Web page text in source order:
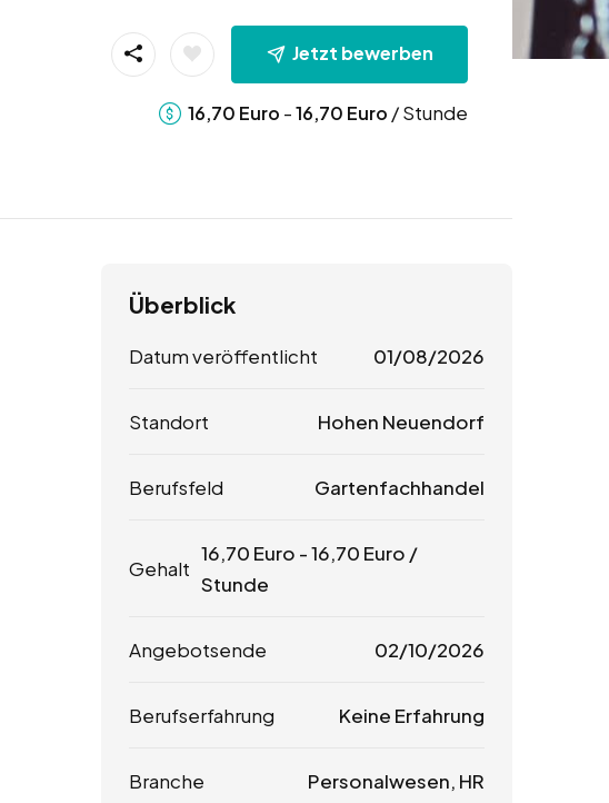
Jetzt bewerben
16,70 Euro -16,70 Euro / Stunde
Überblick
Datum veröffentlicht 01/08/2026
Standort Hohen Neuendorf
Berufsfeld Gartenfachhandel
Gehalt
16,70 Euro -16,70 Euro /
Stunde
Angebotsende 02/10/2026
Berufserfahrung Keine Erfahrung
Branche Personalwesen, HR